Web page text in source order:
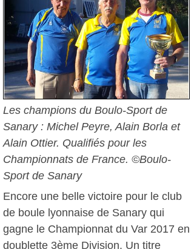
Les champions du Boulo-Sport de
Sanary : Michel Peyre, Alain Borla et
Alain Ottier. Qualifiés pour les
Championnats de France. ©Boulo-
Sport de Sanary
Encore une belle victoire pour le club
de boule lyonnaise de Sanary qui
gagne le Championnat du Var 2017 en
doublette 3ème Division. Un titre